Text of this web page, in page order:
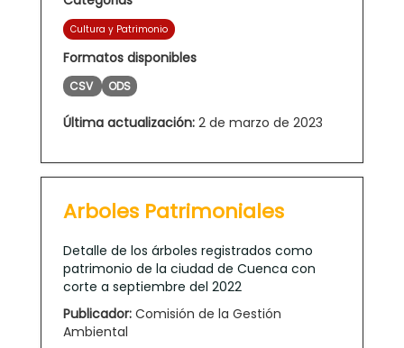
Cultura y Patrimonio
Formatos disponibles
CSV ODS
Última actualización: 2 de marzo de 2023
Arboles Patrimoniales
Detalle de los árboles registrados como
patrimonio de la ciudad de Cuenca con
corte a septiembre del 2022
Publicador: Comisión de la Gestión
Ambiental